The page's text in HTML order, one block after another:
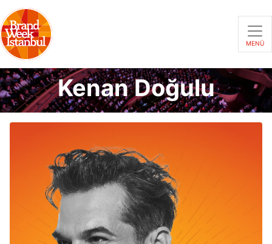
MENÜ
Kenan Doğulu